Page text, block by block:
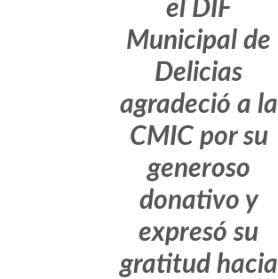
el DIF
Municipal de
Delicias
agradeció a la
CMIC por su
generoso
donativo y
expresó su
gratitud hacia